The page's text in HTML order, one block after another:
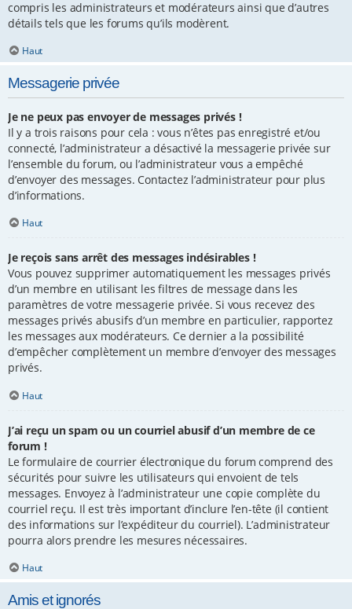
compris les administrateurs et modérateurs ainsi que d’autres
détails tels que les forums qu’ils modèrent.
Haut
Messagerie privée
Je ne peux pas envoyer de messages privés !
Il y a trois raisons pour cela : vous n’êtes pas enregistré et/ou
connecté, l’administrateur a désactivé la messagerie privée sur
l’ensemble du forum, ou l’administrateur vous a empêché
d’envoyer des messages. Contactez l’administrateur pour plus
d’informations.
Haut
Je reçois sans arrêt des messages indésirables !
Vous pouvez supprimer automatiquement les messages privés
d’un membre en utilisant les filtres de message dans les
paramètres de votre messagerie privée. Si vous recevez des
messages privés abusifs d’un membre en particulier, rapportez
les messages aux modérateurs. Ce dernier a la possibilité
d’empêcher complètement un membre d’envoyer des messages
privés.
Haut
J’ai reçu un spam ou un courriel abusif d’un membre de ce
forum !
Le formulaire de courrier électronique du forum comprend des
sécurités pour suivre les utilisateurs qui envoient de tels
messages. Envoyez à l’administrateur une copie complète du
courriel reçu. Il est très important d’inclure l’en-tête (il contient
des informations sur l’expéditeur du courriel). L’administrateur
pourra alors prendre les mesures nécessaires.
Haut
Amis et ignorés